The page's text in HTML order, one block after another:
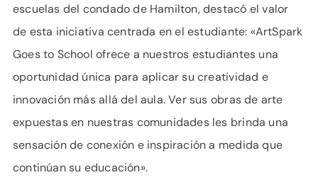
escuelas del condado de Hamilton, destacó el valor
de esta iniciativa centrada en el estudiante: «ArtSpark
Goes to School ofrece a nuestros estudiantes una
oportunidad única para aplicar su creatividad e
innovación más allá del aula. Ver sus obras de arte
expuestas en nuestras comunidades les brinda una
sensación de conexión e inspiración a medida que
continúan su educación».